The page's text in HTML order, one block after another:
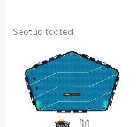
Seotud tooted